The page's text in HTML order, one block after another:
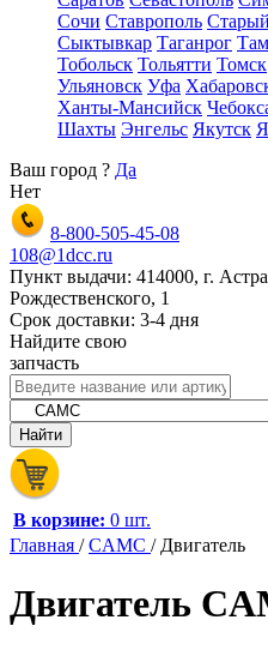
Сочи Ставрополь
Сыктывкар Таганрог
Тобольск Тольятти Томск
Ульяновск Уфа
Ханты-Мансийск
Шахты Энгельс Якутск
Ваш город ? Да
Нет
8-800-505-45-08
108@1dcc.ru
Пункт выдачи: 414000, г.
Рождественского, 1
Срок доставки: 3-4 дня
Найдите свою
запчасть
В корзине: 0 шт.
Главная /CAMC / Двигатель
Двигатель